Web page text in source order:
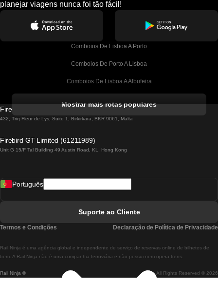
planejar viagens nunca foi tão fácil!
Comboios De Lisboa A Porto
Comboios De Porto A Lisboa
Comboios De Lisboa A Albufeira
Comboios De Lisboa A Lagos
Comboios De Lisboa A Madrid
Comboios De Lisboa A Braga
Comboios De Braga A Lisboa
Mostrar mais rotas populares
Firebird GT Limited (OC 1451)
432, Triq Fleur de Lys, Suite 1, Birkirkara, BKR 9061, Malta
Firebird GT Limited (61211989)
Unit G 15/F Tal Building 49 Austin Road, KL, Hong Kong
Rail Ninja ® All Rights Reserved © 2026
Rail.Ninja é uma agência global e independente de serviço de reservas online de bilhetes de
trem. A Rail Ninja não é uma companhia ferroviária e não possui nem opera trens.
Português
Suporte ao Cliente
Termos e Condições Declaração de Política de Privacidade